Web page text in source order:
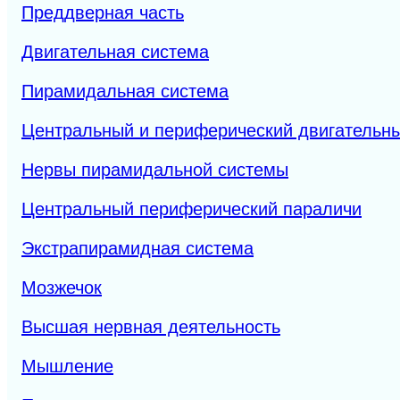
Преддверная часть
Двигательная система
Пирамидальная система
Центральный и периферический
Нервы пирамидальной системы
Центральный периферический параличи
Экстрапирамидная система
Мозжечок
Высшая нервная деятельность
Мышление